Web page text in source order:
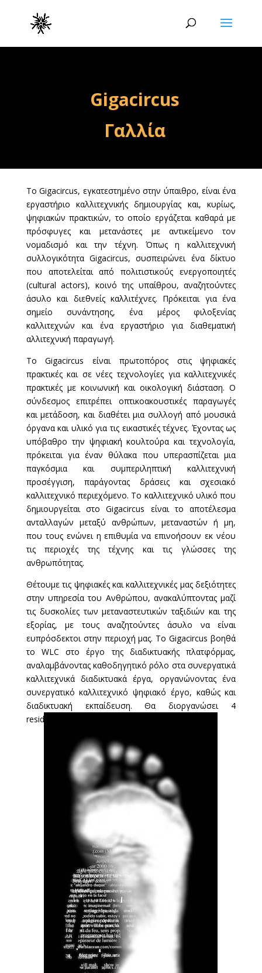
Gigacircus
Γαλλία
Το Gigacircus, εγκατεστημένο στην ύπαιθρο, είναι ένα
εργαστήριο καλλιτεχνικής δημιουργίας και, κυρίως,
ψηφιακών πρακτικών, το οποίο εργάζεται καθαρά με
πρόσφυγες και μετανάστες με αντικείμενο τον
νομαδισμό και την τέχνη. Όπως η καλλιτεχνική
συλλογικότητα Gigacircus, συσπειρώνει ένα δίκτυο
που αποτελείται από πολιτιστικούς ενεργοποιητές
(cultural actors), κοινό της υπαίθρου, αναζητούντες
άσυλο και διεθνείς καλλιτέχνες. Πρόκειται για ένα
σημείο συνάντησης, ένα μέρος φιλοξενίας
καλλιτεχνών και ένα εργαστήριο για διαθεματική
αλλιτεχνική παραγωγή.
Το Gigacircus είναι πρωτοπόρος στις ψηφιακές
πρακτικές και σε νέες τεχνολογίες για καλλιτεχνικές
πρακτικές με κοινωνική και οικολογική διάσταση. Ο
σύνδεσμος επιτρέπει οπτικοακουστικές παραγωγές
και μετάδοση, και διαθέτει μια συλλογή από μουσικά
όργανα και υλικό για τις εικαστικές τέχνες. Έχοντας ως
υπόβαθρο την ψηφιακή κουλτούρα και τεχνολογία,
πρόκειται για έναν θύλακα που υπερασπίζεται μια
παγκόσμια και συμπεριληπτική καλλιτεχνική
προσέγγιση, παράγοντας δράσεις και σχεσιακό
καλλιτεχνικό περιεχόμενο. Το καλλιτεχνικό υλικό που
δημιουργείται στο Gigacircus είναι το αποτέλεσμα
ανταλλαγών μεταξύ ανθρώπων, μεταναστών ή μη,
που τους ενώνει η επιθυμία να επινοήσουν εκ νέου
τις περιοχές της τέχνης και τις γλώσσες της
ανθρωπότητας.
Θέτουμε τις ψηφιακές και καλλιτεχνικές μας δεξιότητες
στην υπηρεσία του Ανθρώπου, ανακαλύπτοντας μαζί
τις δυσκολίες των μεταναστευτικών ταξιδιών και της
εξορίας, με τους αναζητούντες άσυλο να είναι
ευπρόσδεκτοι στην περιοχή μας. Το Gigacircus βοηθά
το WLC στο έργο της διαδικτυακής πλατφόρμας,
αναλαμβάνοντας καθοδηγητικό ρόλο στα συνεργατικά
καλλιτεχνικά διαδικτυακά έργα, οργανώνοντας ένα
συνεργατικό καλλιτεχνικό ψηφιακό έργο, καθώς και
διαδικτυακή εκπαίδευση. Θα διοργανώσει 4
residencies με τοπικούς μετανάστες καλλιτέχνες.